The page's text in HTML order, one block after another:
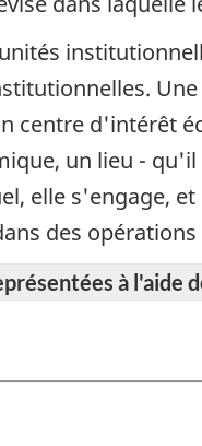
centre d'intérêt
un lieu -
elle s'engage,
des
à l'aide